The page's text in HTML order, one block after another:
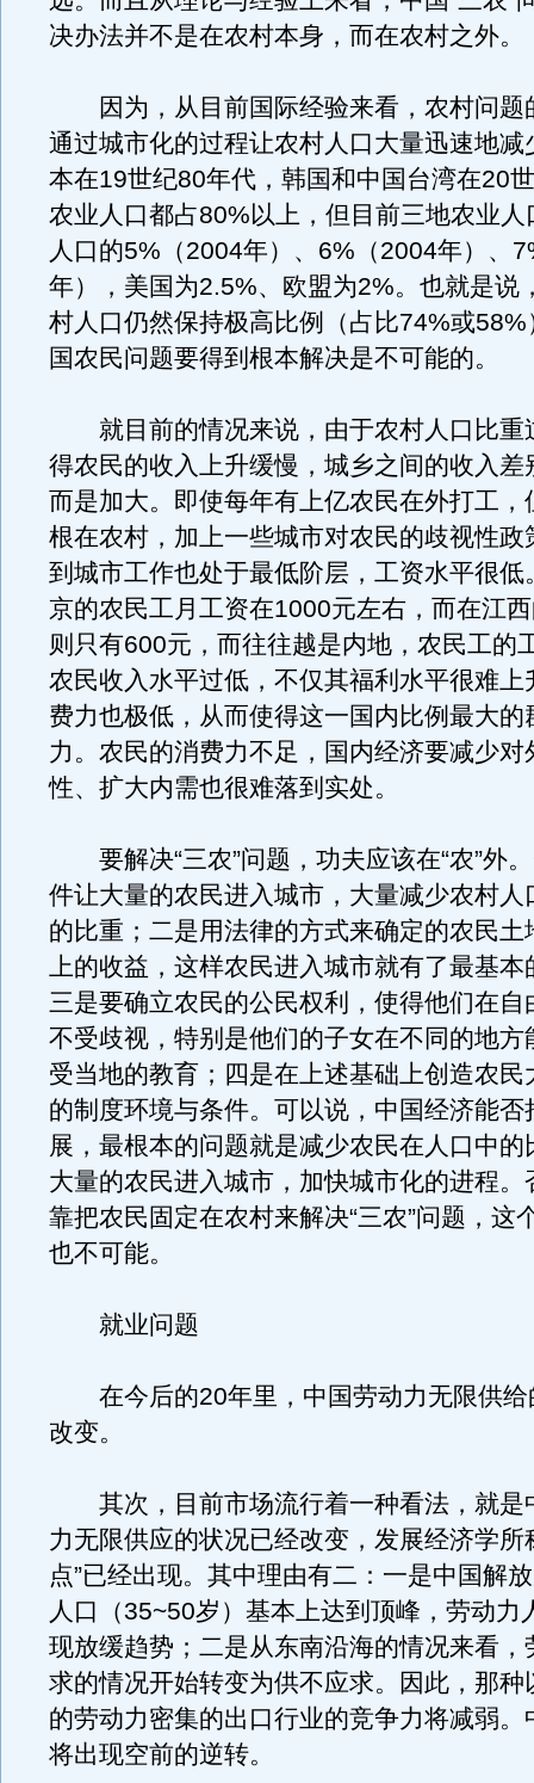
决办法并不是在农村本身，而在农村之外。
因为，从目前国际经验来看，农村问题
通过城市化的过程让农村人口大量迅速地减
本在19世纪80年代，韩国和中国台湾在20
农业人口都占80%以上，但目前三地农业人
人口的5%（2004年）、6%（2004年）、
年），美国为2.5%、欧盟为2%。也就是说
村人口仍然保持极高比例（占比74%或
国农民问题要得到根本解决是不可能的。
就目前的情况来说，由于农村人口比重
得农民的收入上升缓慢，城乡之间的收入差
而是加大。即使每年有上亿农民在外打工，
根在农村，加上一些城市对农民的歧视性政
到城市工作也处于最低阶层，工资水平很低
京的农民工月工资在1000元左右，而在江
则只有600元，而往往越是内地，农民工的
农民收入水平过低，不仅其福利水平很难上
费力也极低，从而使得这一国内比例最大的
力。农民的消费力不足，国内经济要减少对
性、扩大内需也很难落到实处。
要解决“三农”问题，功夫应该在“农”外
件让大量的农民进入城市，大量减少农村人
的比重；二是用法律的方式来确定的农民土
上的收益，这样农民进入城市就有了最基本
三是要确立农民的公民权利，使得他们在自
不受歧视，特别是他们的子女在不同的地方
受当地的教育；四是在上述基础上创造农民
的制度环境与条件。可以说，中国经济能否
展，最根本的问题就是减少农民在人口中的
大量的农民进入城市，加快城市化的进程。
靠把农民固定在农村来解决“三农”问题，这
也不可能。
就业问题
在今后的20年里，中国劳动力无限供给
改变。
其次，目前市场流行着一种看法，就是
力无限供应的状况已经改变，发展经济学所
点”已经出现。其中理由有二：一是中国解
人口（35~50岁）基本上达到顶峰，劳动力
现放缓趋势；二是从东南沿海的情况来看，
求的情况开始转变为供不应求。因此，那种
的劳动力密集的出口行业的竞争力将减弱。
将出现空前的逆转。